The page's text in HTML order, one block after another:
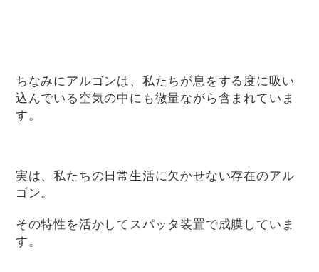
ちなみにアルゴンは、私たちが息をする度に吸い
込んでいる空気の中にも微量ながら含まれていま
す。
実は、私たちの日常生活に欠かせない存在のアル
ゴン。
その特性を活かしてスパッタ装置で成膜していま
す。